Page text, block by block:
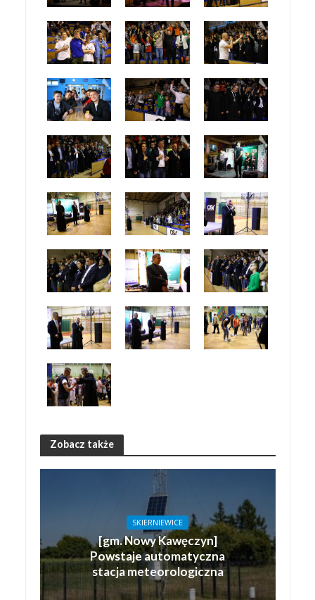
Zobacz także
SKIERNIEWICE
[gm. Nowy Kawęczyn]
Powstaje automatyczna
stacja meteorologiczna